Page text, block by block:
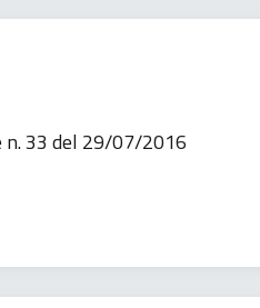
n. 33 del 29/07/2016